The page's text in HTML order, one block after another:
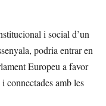
i social d’un
podria entrar en
Europeu a favor
connectades amb les